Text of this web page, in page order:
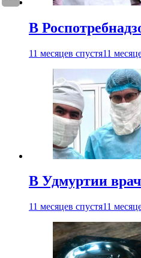
В
11 месяцев спустя11
В Удмуртии
11 месяцев спустя11